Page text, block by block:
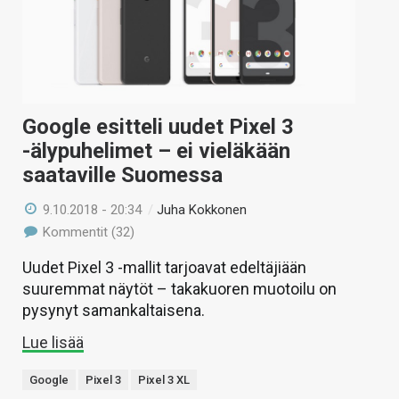
HAKU
Google esitteli uudet Pixel 3
-älypuhelimet – ei vieläkään
saataville Suomessa
9.10.2018 - 20:34 /Juha Kokkonen
Kommentit (32)
Uudet Pixel 3 -mallit tarjoavat edeltäjiään
suuremmat näytöt – takakuoren muotoilu on
pysynyt samankaltaisena.
Lue lisää
Google Pixel 3 Pixel 3 XL